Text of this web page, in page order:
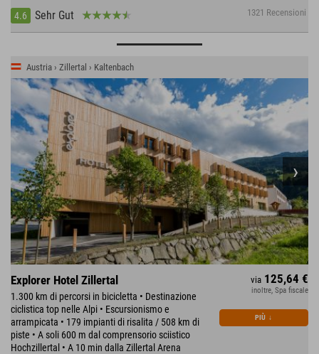
4.6
Sehr Gut 1321 Recensioni
Austria › Zillertal › Kaltenbach
Explorer Hotel Zillertal
1.300 km di percorsi in bicicletta • Destinazione
ciclistica top nelle Alpi • Escursionismo e
arrampicata • 179 impianti di risalita / 508 km di
piste • A soli 600 m dal comprensorio sciistico
Hochzillertal • A 10 min dalla Zillertal Arena
via 125,64 €
inoltre, Spa fiscale
PIÙ ↓